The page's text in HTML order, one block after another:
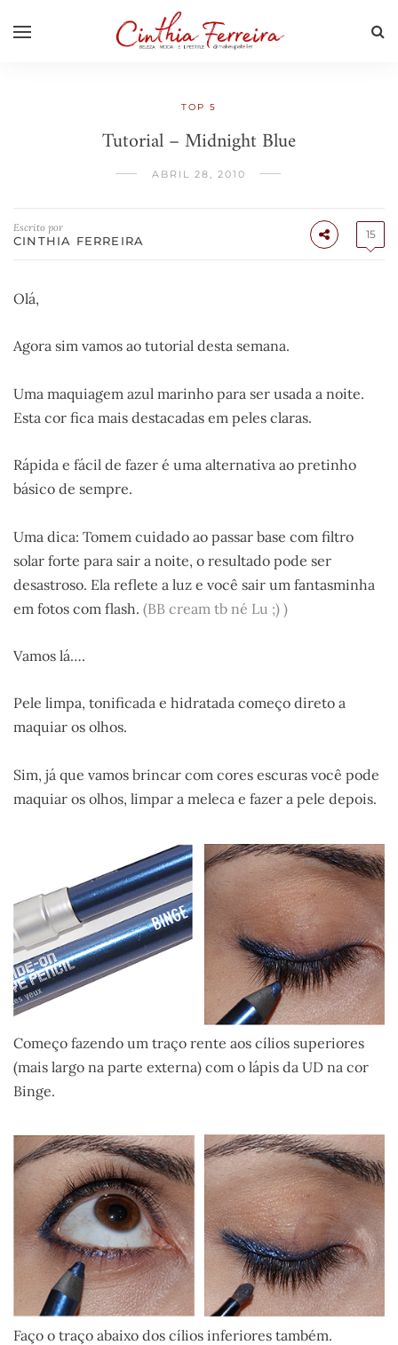
TOP 5
Tutorial – Midnight Blue
ABRIL 28, 2010
Escrito por
CINTHIA FERREIRA 15
Olá,
Agora sim vamos ao tutorial desta semana.
Uma maquiagem azul marinho para ser usada a noite.
Esta cor fica mais destacadas em peles claras.
Rápida e fácil de fazer é uma alternativa ao pretinho
básico de sempre.
Uma dica: Tomem cuidado ao passar base com filtro
solar forte para sair a noite, o resultado pode ser
desastroso. Ela reflete a luz e você sair um fantasminha
em fotos com flash. (BB cream tb né Lu ;) )
Vamos lá….
Pele limpa, tonificada e hidratada começo direto a
maquiar os olhos.
Sim, já que vamos brincar com cores escuras você pode
maquiar os olhos, limpar a meleca e fazer a pele depois.
Começo fazendo um traço rente aos cílios superiores
(mais largo na parte externa) com o lápis da UD na cor
Binge.
Faço o traço abaixo dos cílios inferiores também.